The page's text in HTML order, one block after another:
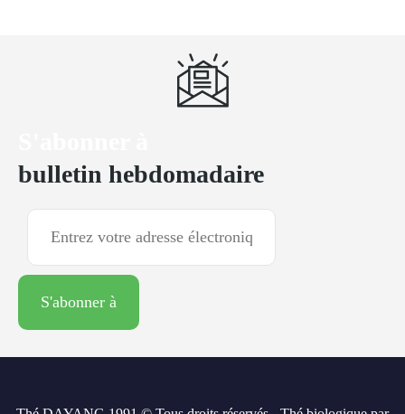
bulletin hebdomadaire